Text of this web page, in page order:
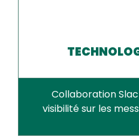
Collaboration
visibilité sur les